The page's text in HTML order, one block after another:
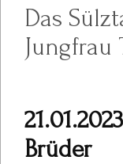
Das
Jungfrau
21.01
Brüder